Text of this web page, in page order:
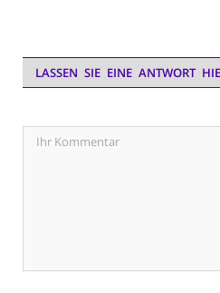
LASSEN SIE EINE ANTWORT